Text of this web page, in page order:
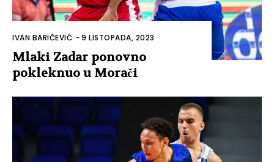
IVAN BARIČEVIĆ -9 LISTOPADA, 2023
Mlaki Zadar ponovno
pokleknuo u Morači